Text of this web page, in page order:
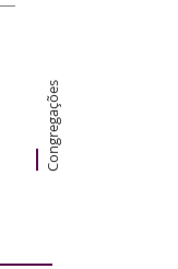
Congregações